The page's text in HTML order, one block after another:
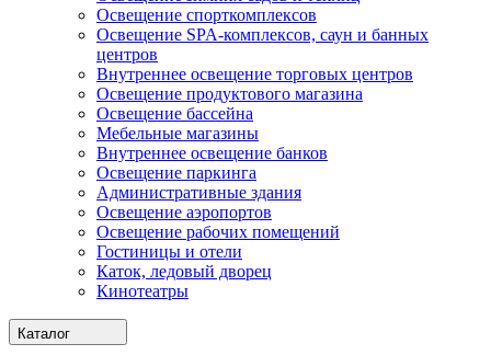
Освещение спорткомплексов
Освещение SPA-комплексов, саун и банных
центров
Внутреннее освещение торговых центров
Освещение продуктового магазина
Освещение бассейна
Мебельные магазины
Внутреннее освещение банков
Освещение паркинга
Административные здания
Освещение аэропортов
Освещение рабочих помещений
Гостиницы и отели
Каток, ледовый дворец
Кинотеатры
Каталог